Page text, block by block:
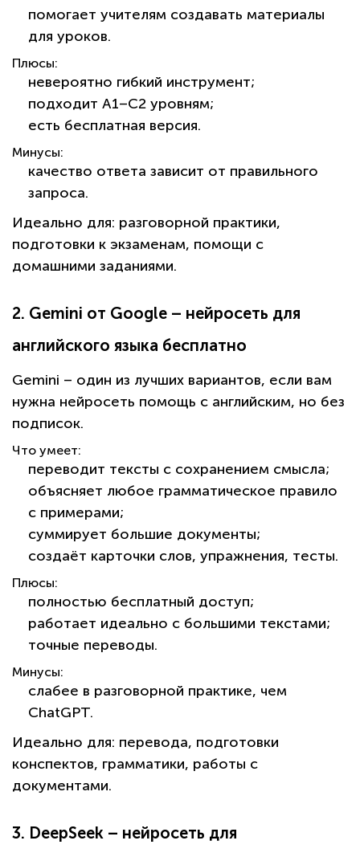
помогает учителям создавать материалы
для уроков.
Плюсы:
невероятно гибкий инструмент;
подходит A1–C2 уровням;
есть бесплатная версия.
Минусы:
качество ответа зависит от правильного
запроса.
Идеально для: разговорной практики,
подготовки к экзаменам, помощи с
домашними заданиями.
2. Gemini от Google – нейросеть для
английского языка бесплатно
Gemini – один из лучших вариантов, если вам
нужна нейросеть помощь с английским, но без
подписок.
Что умеет:
переводит тексты с сохранением смысла;
объясняет любое грамматическое правило
с примерами;
суммирует большие документы;
создаёт карточки слов, упражнения, тесты.
Плюсы:
полностью бесплатный доступ;
работает идеально с большими текстами;
точные переводы.
Минусы:
слабее в разговорной практике, чем
ChatGPT.
Идеально для: перевода, подготовки
конспектов, грамматики, работы с
документами.
3. DeepSeek – нейросеть для